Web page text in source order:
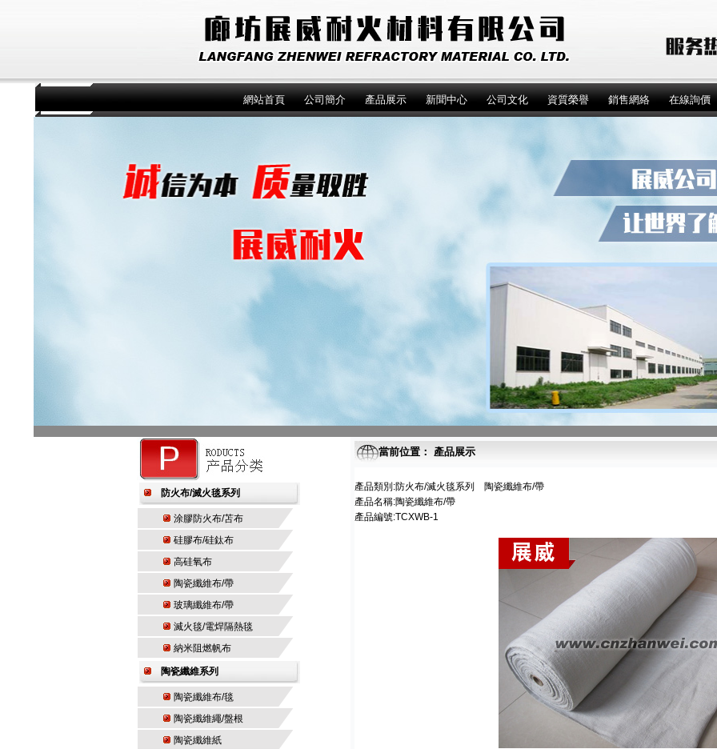
網站首頁 公司簡介 產品展示 新聞中心 公司文化 資質榮譽 銷售網絡 在線詢價
防火布/滅火毯系列
涂膠防火布/苫布
硅膠布/硅鈦布
高硅氧布
陶瓷纖維布/帶
玻璃纖維布/帶
滅火毯/電焊隔熱毯
納米阻燃帆布
陶瓷纖維系列
陶瓷纖維布/毯
陶瓷纖維繩/盤根
陶瓷纖維紙
當前位置： 產品展示
產品類別:防火布/滅火毯系列 陶瓷纖維布/帶
產品名稱:陶瓷纖維布/帶
產品編號:TCXWB-1